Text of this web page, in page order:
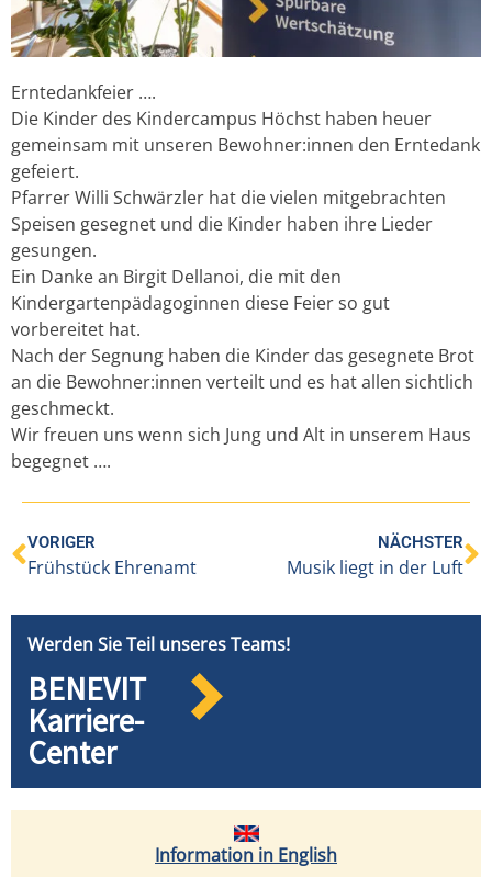
Erntedankfeier ….
Die Kinder des Kindercampus Höchst haben heuer
gemeinsam mit unseren Bewohner:innen den Erntedank
gefeiert.
Pfarrer Willi Schwärzler hat die vielen mitgebrachten
Speisen gesegnet und die Kinder haben ihre Lieder
gesungen.
Ein Danke an Birgit Dellanoi, die mit den
Kindergartenpädagoginnen diese Feier so gut
vorbereitet hat.
Nach der Segnung haben die Kinder das gesegnete Brot
an die Bewohner:innen verteilt und es hat allen sichtlich
geschmeckt.
Wir freuen uns wenn sich Jung und Alt in unserem Haus
begegnet ….
VORIGER
Frühstück Ehrenamt
NÄCHSTER
Musik liegt in der Luft
Werden Sie Teil unseres Teams!
BENEVIT
Karriere-
Center
Information in English